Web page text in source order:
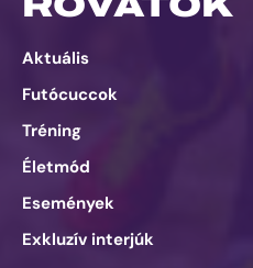
Aktuális
Futócuccok
Tréning
Életmód
Események
Exkluzív interjúk